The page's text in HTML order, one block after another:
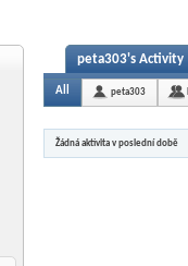
peta303's Activity
All peta303
Žádná aktivita v poslední době